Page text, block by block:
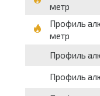
метр
Профиль
метр
Профиль
Профиль